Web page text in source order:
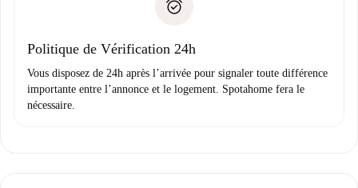
Justificatif de solvabilité
uniquement si aucun problème n'est signalé.
Politique de Vérification 24h
Vous disposez de 24h après l’arrivée pour signaler toute différence
importante entre l’annonce et le logement. Spotahome fera le
nécessaire.